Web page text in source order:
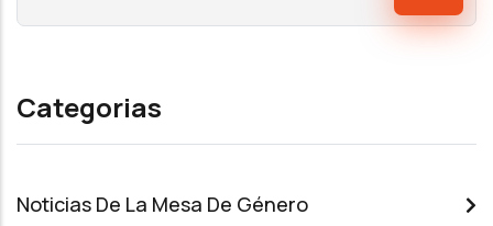
Categorias
Noticias De La Mesa De Género